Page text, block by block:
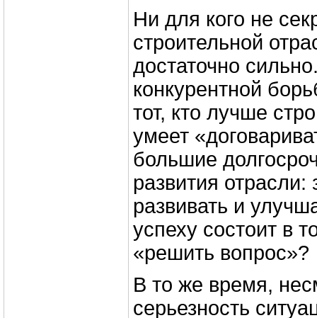
Ни для кого не
строительной
достаточно
конкурентной
тот, кто лучше
умеет
большие
развития отрасли:
развивать и
успеху состоит в
«решить вопрос»?
В то же время,
серьезность